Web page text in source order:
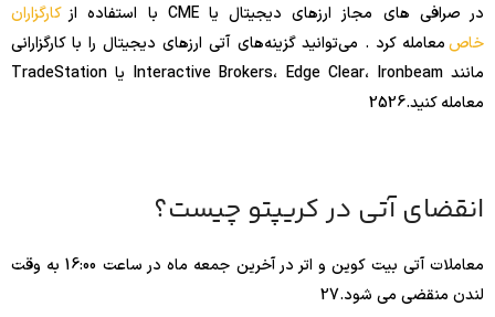
در صرافی های مجاز ارزهای دیجیتال یا CME با استفاده از
کارگزاران
خاصمعامله کرد . می‌توانید گزینه‌های آتی ارزهای دیجیتال را با کارگزارانی
مانند Interactive Brokers، Edge Clear، Ironbeam یا TradeStation
معامله کنید.
2526
انقضای آتی در کریپتو چیست؟
معاملات آتی بیت کوین و اتر در آخرین جمعه ماه در ساعت 16:00 به وقت
لندن منقضی می شود.27